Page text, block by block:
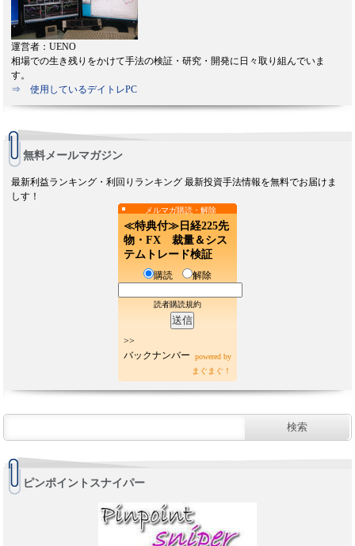
運営者：UENO
相場での生き残りをかけて手法の検証・研究・開発に日々取り組んでいま
す。
⇒ 使用しているデイトレPC
無料メールマガジン
最新利益ランキング・利回りランキング 最新投資手法情報を無料でお届けま
しす！
メルマガ購読・解除
≪特典付≫日経225先
物・FX 裁量＆シス
テムトレード検証
購読 解除
読者購読規約
>>
バックナンバー
powered by
まぐまぐ！
ピンポイントスナイパー